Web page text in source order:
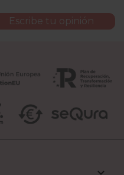
Escribe tu opinión